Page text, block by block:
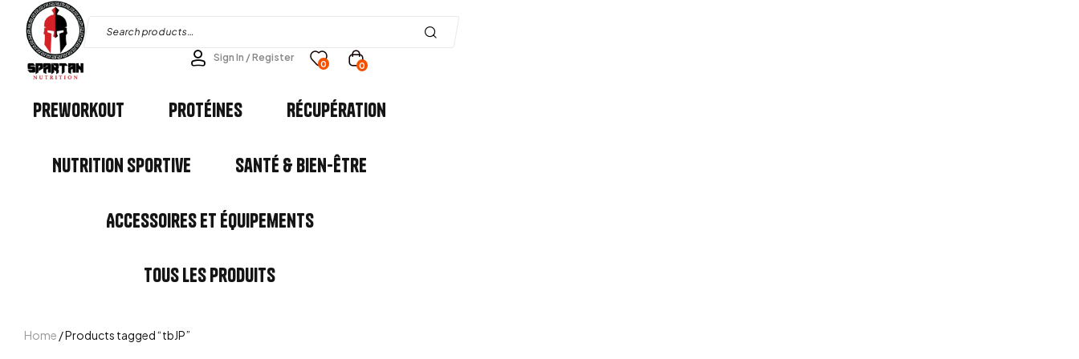
Sign In / Register
0 0
Preworkout Protéines Récupération
Nutrition Sportive Santé & Bien-être
Accessoires et Équipements
Tous les Produits
Home / Products tagged “tbJP”